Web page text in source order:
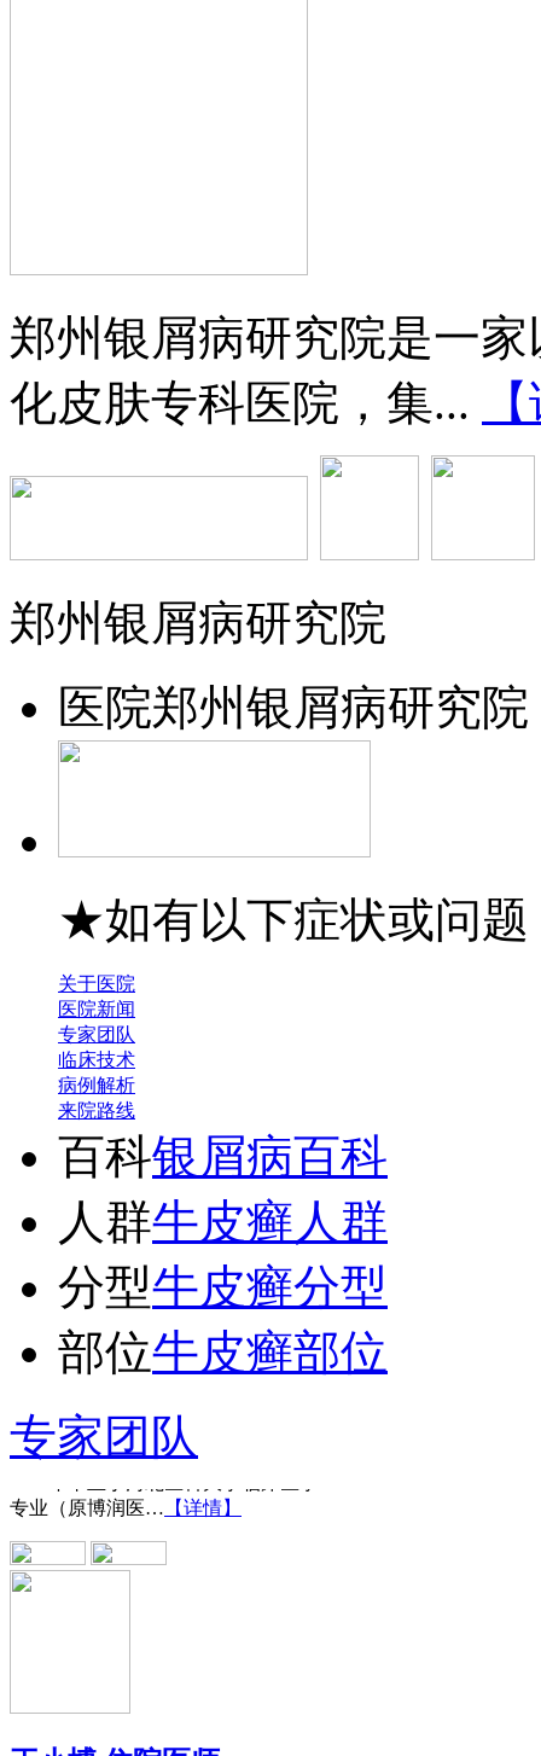
郑州银屑病研究院是一
化皮肤专科医院，集...
郑州银屑病研究院
医院郑州银屑病研究院
★如有以下症状或问
关于医院
医院新闻
专家团队
临床技术
病例解析
来院路线
百科银屑病百科
人群牛皮癣人群
分型牛皮癣分型
部位牛皮癣部位
专家团队
王宝旗 副主任医
1978年毕业于河北医科大学临床医学
专业（原博润医…
王小博 住院医师